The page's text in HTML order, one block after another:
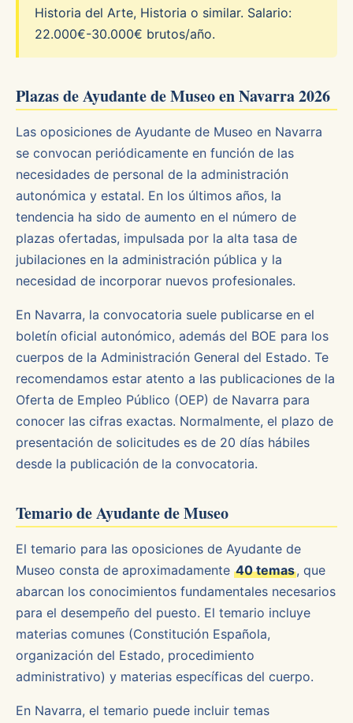
Historia del Arte, Historia o similar. Salario:
22.000€-30.000€ brutos/año.
Plazas de Ayudante de Museo en Navarra 2026
Las oposiciones de Ayudante de Museo en Navarra
se convocan periódicamente en función de las
necesidades de personal de la administración
autonómica y estatal. En los últimos años, la
tendencia ha sido de aumento en el número de
plazas ofertadas, impulsada por la alta tasa de
jubilaciones en la administración pública y la
necesidad de incorporar nuevos profesionales.
En Navarra, la convocatoria suele publicarse en el
boletín oficial autonómico, además del BOE para los
cuerpos de la Administración General del Estado. Te
recomendamos estar atento a las publicaciones de la
Oferta de Empleo Público (OEP) de Navarra para
conocer las cifras exactas. Normalmente, el plazo de
presentación de solicitudes es de 20 días hábiles
desde la publicación de la convocatoria.
Temario de Ayudante de Museo
El temario para las oposiciones de Ayudante de
Museo consta de aproximadamente 40 temas, que
abarcan los conocimientos fundamentales necesarios
para el desempeño del puesto. El temario incluye
materias comunes (Constitución Española,
organización del Estado, procedimiento
administrativo) y materias específicas del cuerpo.
En Navarra, el temario puede incluir temas